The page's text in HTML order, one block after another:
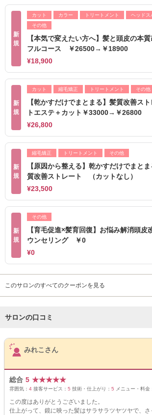
新
規
カット カラー トリートメント
ヘッドス
その他
【本気で変えたい方へ】髪と頭皮の本
フルコース ￥26500→￥18900
¥18,900
新
規
カット 縮毛矯正 トリートメント その他
【乾かすだけでまとまる】髪質改善ス
トエステ＋カット￥33000→￥26800
¥26,800
新
規
縮毛矯正 トリートメント その他
【原因から整える】乾かすだけでまと
質改善ストレート （カットなし）
¥23,500
新
規
その他
【育毛促進×髪育回復】お悩み解消頭皮
ウンセリング ￥0
¥0
このサロンのすべてのクーポンを見る
サロンの口コミ
サロンPick Up
みれこさん
総合 5 ★★★★★
雰囲気： 4 接客サービス： 5 技術・仕上がり： 5 メニュー・料金
この度はありがとうございました。
仕上がって、鏡に映った髪はサラサラツヤツヤで、さ